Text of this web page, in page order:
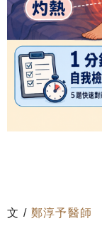
文 / 鄭淳予醫師